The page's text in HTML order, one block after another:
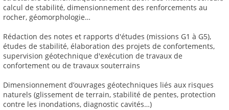
calcul de stabilité, dimensionnement des renforcements au
rocher, géomorphologie…
Rédaction des notes et rapports d'études (missions G1 à G5),
études de stabilité, élaboration des projets de confortements,
supervision géotechnique d'exécution de travaux de
confortement ou de travaux souterrains
Dimensionnement d’ouvrages géotechniques liés aux risques
naturels (glissement de terrain, stabilité de pentes, protection
contre les inondations, diagnostic cavités…)